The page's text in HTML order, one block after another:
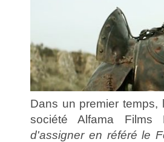
Dans un premier
société Alfama Films
d'assigner en référé le